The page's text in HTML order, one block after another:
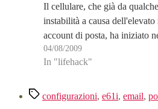
Il cellulare, che già da
instabilità a causa
account di posta, ha iniziato
inspiegabilmente,
04/08/2009
In "lifehack"
Tag configurazioni, e61i, email,